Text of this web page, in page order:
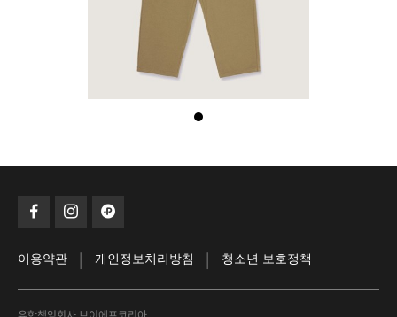
이용약관 | 개인정보처리방침 | 청소년 보호정책